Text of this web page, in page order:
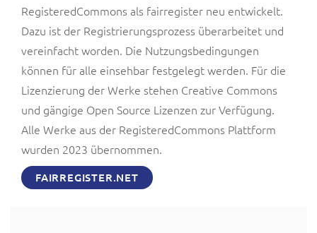
RegisteredCommons als fairregister neu entwickelt.
Dazu ist der Registrierungsprozess überarbeitet und
vereinfacht worden. Die Nutzungsbedingungen
können für alle einsehbar festgelegt werden. Für die
Lizenzierung der Werke stehen Creative Commons
und gängige Open Source Lizenzen zur Verfügung.
Alle Werke aus der RegisteredCommons Plattform
wurden 2023 übernommen.
FAIRREGISTER.NET